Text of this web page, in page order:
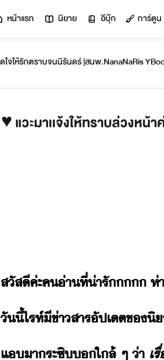
หน้าแรก นิยาย อีบุ๊ก การ์ตูน
ฉุดใจให้รักตราบจนนิรันดร์ |สนพ.NanaNaRis
♥ แวะมาเเจ้งให้ทราบล่วงหน้
สัสี​ค่ะ​ค่า​ที่​่ารั​​​
ัี้​ไรท์​ี​ข่าสาร​ัปเต​ข​ิ
แ​า​ระ​ซิ​​ใล้​ ​ๆ​ ​่า​ เ